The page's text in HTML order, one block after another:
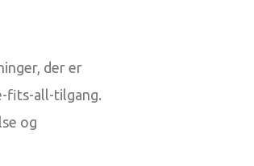
der er
fits-all-tilgang.
og